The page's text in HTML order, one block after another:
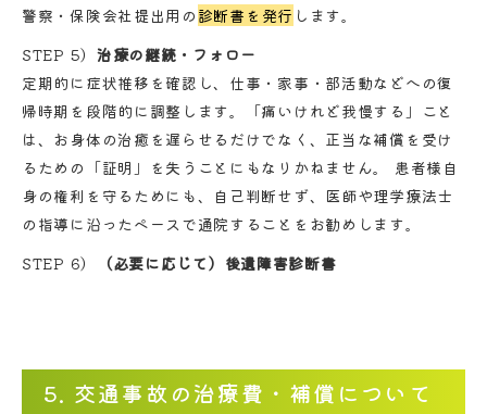
警察・保険会社提出用の 診断書を発行 します。
STEP 5） 治療の継続・フォロー
定期的に症状推移を確認し、仕事・家事・部活動などへの復
帰時期を段階的に調整します。「痛いけれど我慢する」こと
は、お身体の治癒を遅らせるだけでなく、正当な補償を受け
るための「証明」を失うことにもなりかねません。 患者様自
身の権利を守るためにも、自己判断せず、医師や理学療法士
の指導に沿ったペースで通院することをお勧めします。
STEP 6）
（必要に応じて）後遺障害診断書
5. 交通事故の治療費・補償について